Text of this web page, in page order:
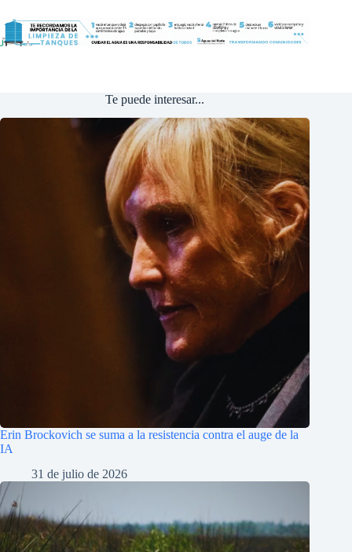
Te puede interesar...
Erin Brockovich se suma a la resistencia contra el auge de la
IA
31 de julio de 2026